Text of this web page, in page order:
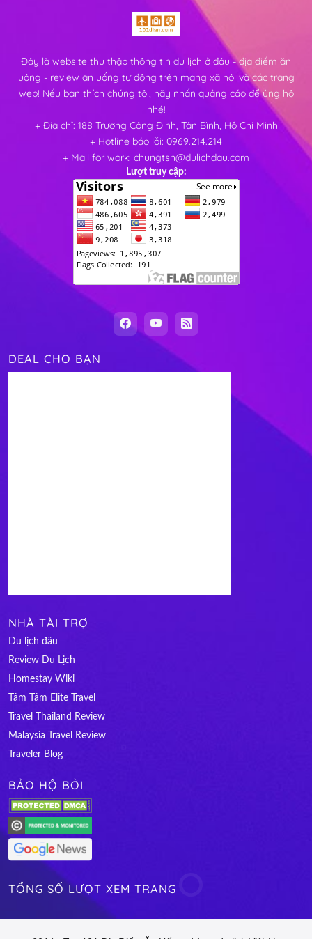
Đây là website thu thập thông tin du lịch ở đâu - địa điểm ăn
uông - review ăn uống tự động trên mạng xã hội và các trang
web! Nếu bạn thích chúng tôi, hãy nhấn quảng cáo để ủng hộ
nhé!
+ Địa chỉ: 188 Trương Công Định, Tân Bình, Hồ Chí Minh
+ Hotline báo lỗi: 0969.214.214
+ Mail for work: chungtsn@dulichdau.com
Lượt truy cập:
DEAL CHO BẠN
NHÀ TÀI TRỢ
Du lịch đâu
Review Du Lịch
Homestay Wiki
Tâm Tâm Elite Travel
Travel Thailand Review
Malaysia Travel Review
Traveler Blog
BẢO HỘ BỞI
TỔNG SỐ LƯỢT XEM TRANG